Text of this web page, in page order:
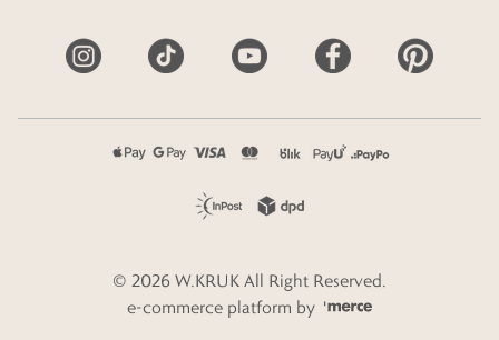
© 2026 W.KRUK All Right Reserved.
e-commerce platform by